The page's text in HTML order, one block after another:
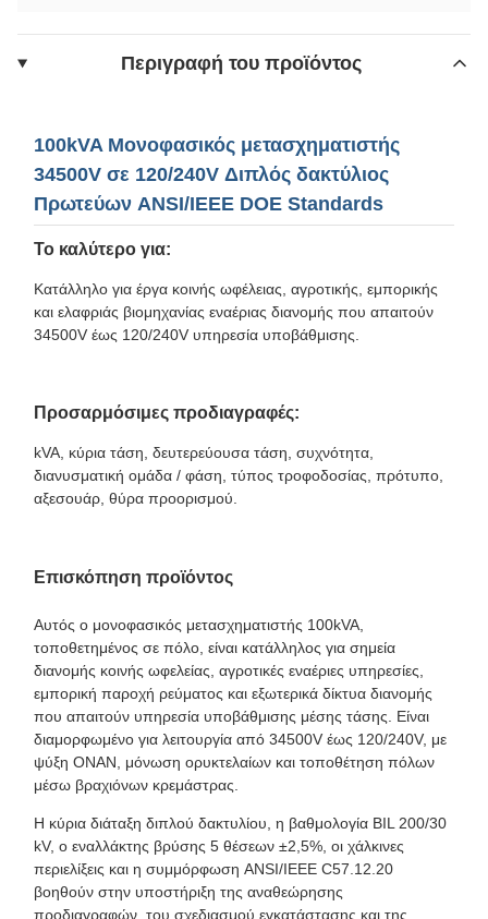
Περιγραφή του προϊόντος
100kVA Μονοφασικός μετασχηματιστής
34500V σε 120/240V Διπλός δακτύλιος
Πρωτεύων ANSI/IEEE DOE Standards
Το καλύτερο για:
Κατάλληλο για έργα κοινής ωφέλειας, αγροτικής, εμπορικής
και ελαφριάς βιομηχανίας εναέριας διανομής που απαιτούν
34500V έως 120/240V υπηρεσία υποβάθμισης.
Προσαρμόσιμες προδιαγραφές:
kVA, κύρια τάση, δευτερεύουσα τάση, συχνότητα,
διανυσματική ομάδα / φάση, τύπος τροφοδοσίας, πρότυπο,
αξεσουάρ, θύρα προορισμού.
Επισκόπηση προϊόντος
Αυτός ο μονοφασικός μετασχηματιστής 100kVA,
τοποθετημένος σε πόλο, είναι κατάλληλος για σημεία
διανομής κοινής ωφελείας, αγροτικές εναέριες υπηρεσίες,
εμπορική παροχή ρεύματος και εξωτερικά δίκτυα διανομής
που απαιτούν υπηρεσία υποβάθμισης μέσης τάσης. Είναι
διαμορφωμένο για λειτουργία από 34500V έως 120/240V, με
ψύξη ONAN, μόνωση ορυκτελαίων και τοποθέτηση πόλων
μέσω βραχιόνων κρεμάστρας.
Η κύρια διάταξη διπλού δακτυλίου, η βαθμολογία BIL 200/30
kV, ο εναλλάκτης βρύσης 5 θέσεων ±2,5%, οι χάλκινες
περιελίξεις και η συμμόρφωση ANSI/IEEE C57.12.20
βοηθούν στην υποστήριξη της αναθεώρησης
προδιαγραφών, του σχεδιασμού εγκατάστασης και της